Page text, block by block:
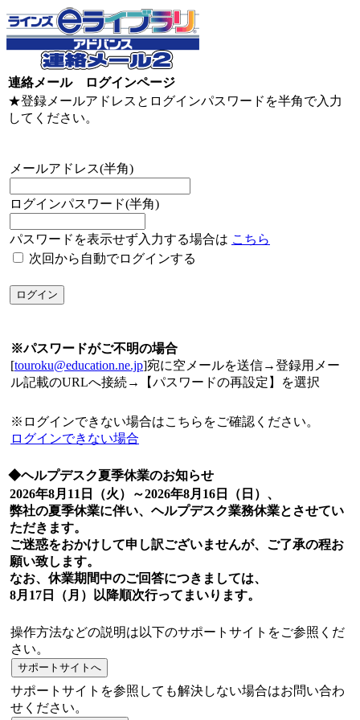
連絡メール ログインページ
★登録メールアドレスとログインパスワードを半角で入力
してください。
メールアドレス(半角)
ログインパスワード(半角)
パスワードを表示せず入力する場合は こちら
次回から自動でログインする
※パスワードがご不明の場合
[touroku@education.ne.jp]宛に空メールを送信→登録用メー
ル記載のURLへ接続→【パスワードの再設定】を選択
※ログインできない場合はこちらをご確認ください。
ログインできない場合
◆ヘルプデスク夏季休業のお知らせ
2026年8月11日（火）～2026年8月16日（日）、
弊社の夏季休業に伴い、ヘルプデスク業務休業とさせてい
ただきます。
ご迷惑をおかけして申し訳ございませんが、ご了承の程お
願い致します。
なお、休業期間中のご回答につきましては、
8月17日（月）以降順次行ってまいります。
操作方法などの説明は以下のサポートサイトをご参照くだ
さい。
サポートサイトを参照しても解決しない場合はお問い合わ
せください。